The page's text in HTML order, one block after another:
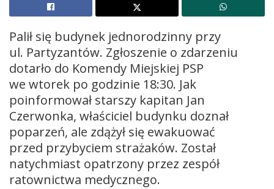
Palił się budynek jednorodzinny przy
ul. Partyzantów. Zgłoszenie o zdarzeniu
dotarło do Komendy Miejskiej PSP
we wtorek po godzinie 18:30. Jak
poinformował starszy kapitan Jan
Czerwonka, właściciel budynku doznał
poparzeń, ale zdążył się ewakuować
przed przybyciem strażaków. Został
natychmiast opatrzony przez zespół
ratownictwa medycznego.